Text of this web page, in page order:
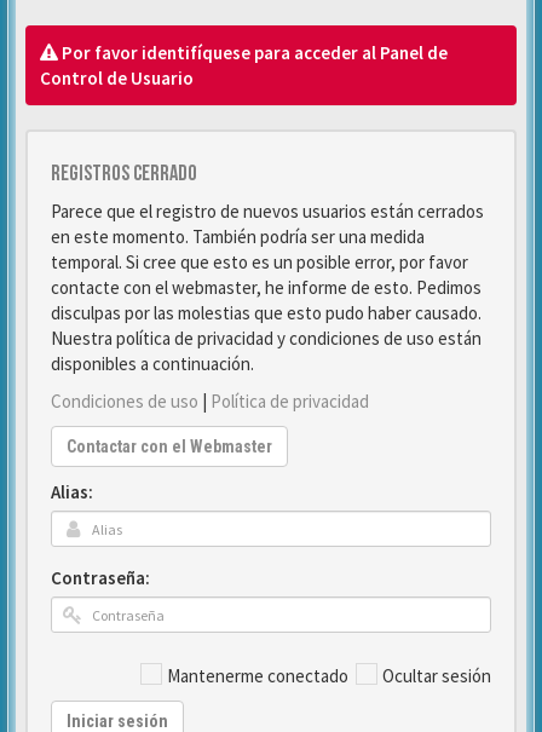
Por favor identifíquese para acceder al Panel de
Control de Usuario
Registros cerrado
Parece que el registro de nuevos usuarios están cerrados
en este momento. También podría ser una medida
temporal. Si cree que esto es un posible error, por favor
contacte con el webmaster, he informe de esto. Pedimos
disculpas por las molestias que esto pudo haber causado.
Nuestra política de privacidad y condiciones de uso están
disponibles a continuación.
Condiciones de uso | Política de privacidad
Contactar con el Webmaster
Alias:
Contraseña:
Mantenerme conectado Ocultar sesión
Iniciar sesión